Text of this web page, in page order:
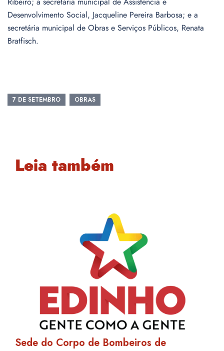
Desenvolvimento Social, Jacqueline Pereira Barbosa; e a
secretária municipal de Obras e Serviços Públicos, Renata
Bratfisch.
7 DE SETEMBRO OBRAS
Leia também
Sede do Corpo de Bombeiros de